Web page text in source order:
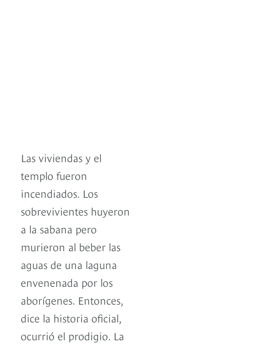
Las viviendas y el
templo fueron
incendiados. Los
sobrevivientes huyeron
a la sabana pero
murieron al beber las
aguas de una laguna
envenenada por los
aborígenes. Entonces,
dice la historia oficial,
ocurrió el prodigio. La